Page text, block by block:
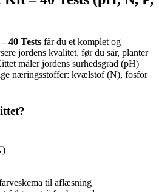
40 Tests får du et komplet og
jordens kvalitet, før du sår, planter
måler jordens surhedsgrad (pH)
næringsstoffer: kvælstof (N), fosfor
til aflæsning